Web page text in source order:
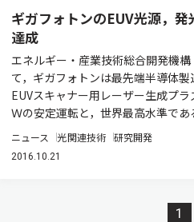
ギガフォトンのEUV光源，
達成
エネルギー・産業技術総合開発機
て，ギガフォトンは最先端半導体
EUVスキャナー用レーザー生成プ
Ｗの安定運転と，世界最高水準であ
ニュース 光関連技術 研究開発
2016.10.21
1